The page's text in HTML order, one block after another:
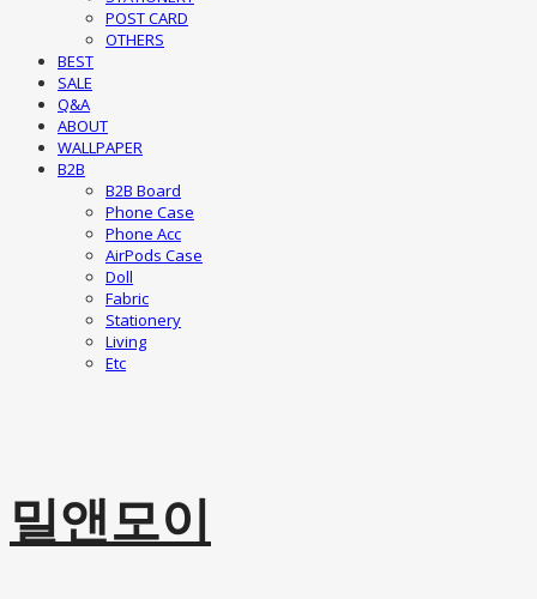
POST CARD
OTHERS
BEST
SALE
Q&A
ABOUT
WALLPAPER
B2B
B2B Board
Phone Case
Phone Acc
AirPods Case
Doll
Fabric
Stationery
Living
Etc
밀앤모이